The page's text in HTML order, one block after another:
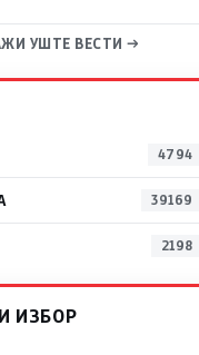
УШТЕ ВЕСТИ →
4794
39169
2198
ИЗБОР